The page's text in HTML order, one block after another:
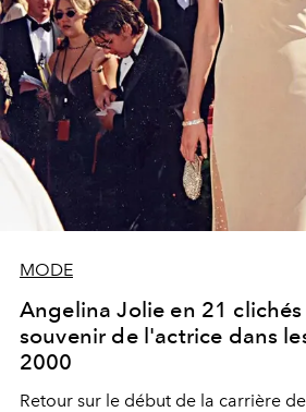
MODE
Angelina Jolie en 21
souvenir de l'actrice dans
2000
Retour sur le début de la carrière